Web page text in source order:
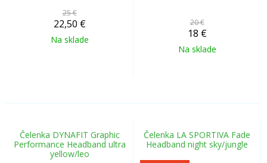
25 €
22,50 €
Na sklade
20 €
18 €
Na sklade
Čelenka DYNAFIT Graphic
Performance Headband ultra
yellow/leo
Čelenka LA SPORTIVA Fade
Headband night sky/jungle